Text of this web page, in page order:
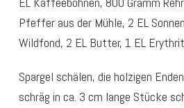
Pfeffer aus der Mühle, 2 EL
Wildfond, 2 EL Butter, 1 EL Erythrit
Spargel schälen, die holzigen
schräg in ca. 3 cm lange Stücke